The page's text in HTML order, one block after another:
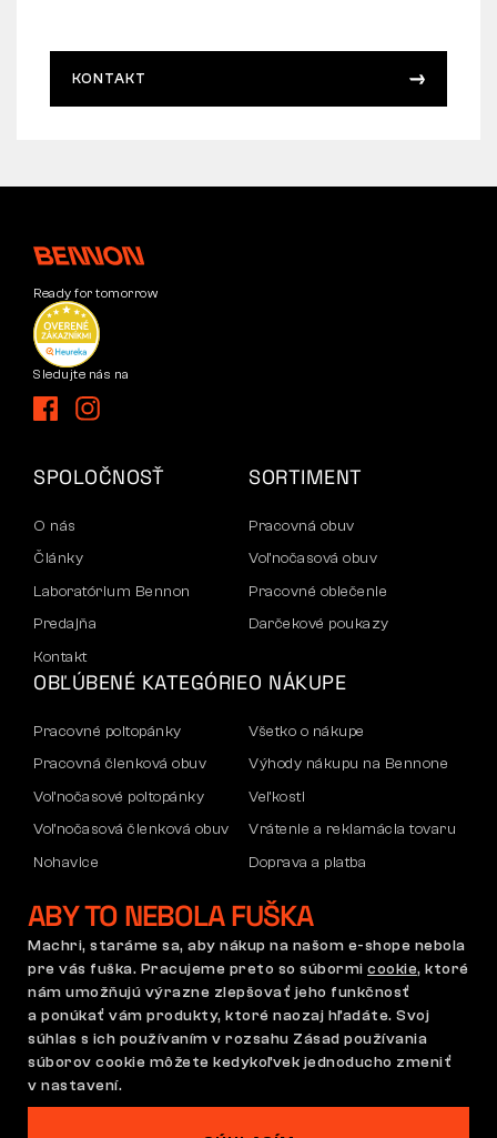
KONTAKT
Ready for tomorrow
Sledujte nás na
SPOLOČNOSŤ
O nás
Články
Laboratórium Bennon
Predajňa
Kontakt
SORTIMENT
Pracovná obuv
Voľnočasová obuv
Pracovné oblečenie
Darčekové poukazy
OBĽÚBENÉ KATEGÓRIE
Pracovné poltopánky
Pracovná členková obuv
Voľnočasové poltopánky
Voľnočasová členková obuv
Nohavice
O NÁKUPE
Všetko o nákupe
Výhody nákupu na Bennone
Veľkosti
Vrátenie a reklamácia tovaru
Doprava a platba
Reklamácia a záruka
Obchodné podmienky
Reklamačný poriadok
Nastavenie súborov cookie
Slovensko | Slovenčina
ABY TO NEBOLA FUŠKA
Machri, staráme sa, aby nákup na našom e-shope nebola
pre vás fuška. Pracujeme preto so súbormi cookie, ktoré
nám umožňujú výrazne zlepšovať jeho funkčnosť
a ponúkať vám produkty, ktoré naozaj hľadáte. Svoj
súhlas s ich používaním v rozsahu Zásad používania
súborov cookie môžete kedykoľvek jednoducho zmeniť
v nastavení.